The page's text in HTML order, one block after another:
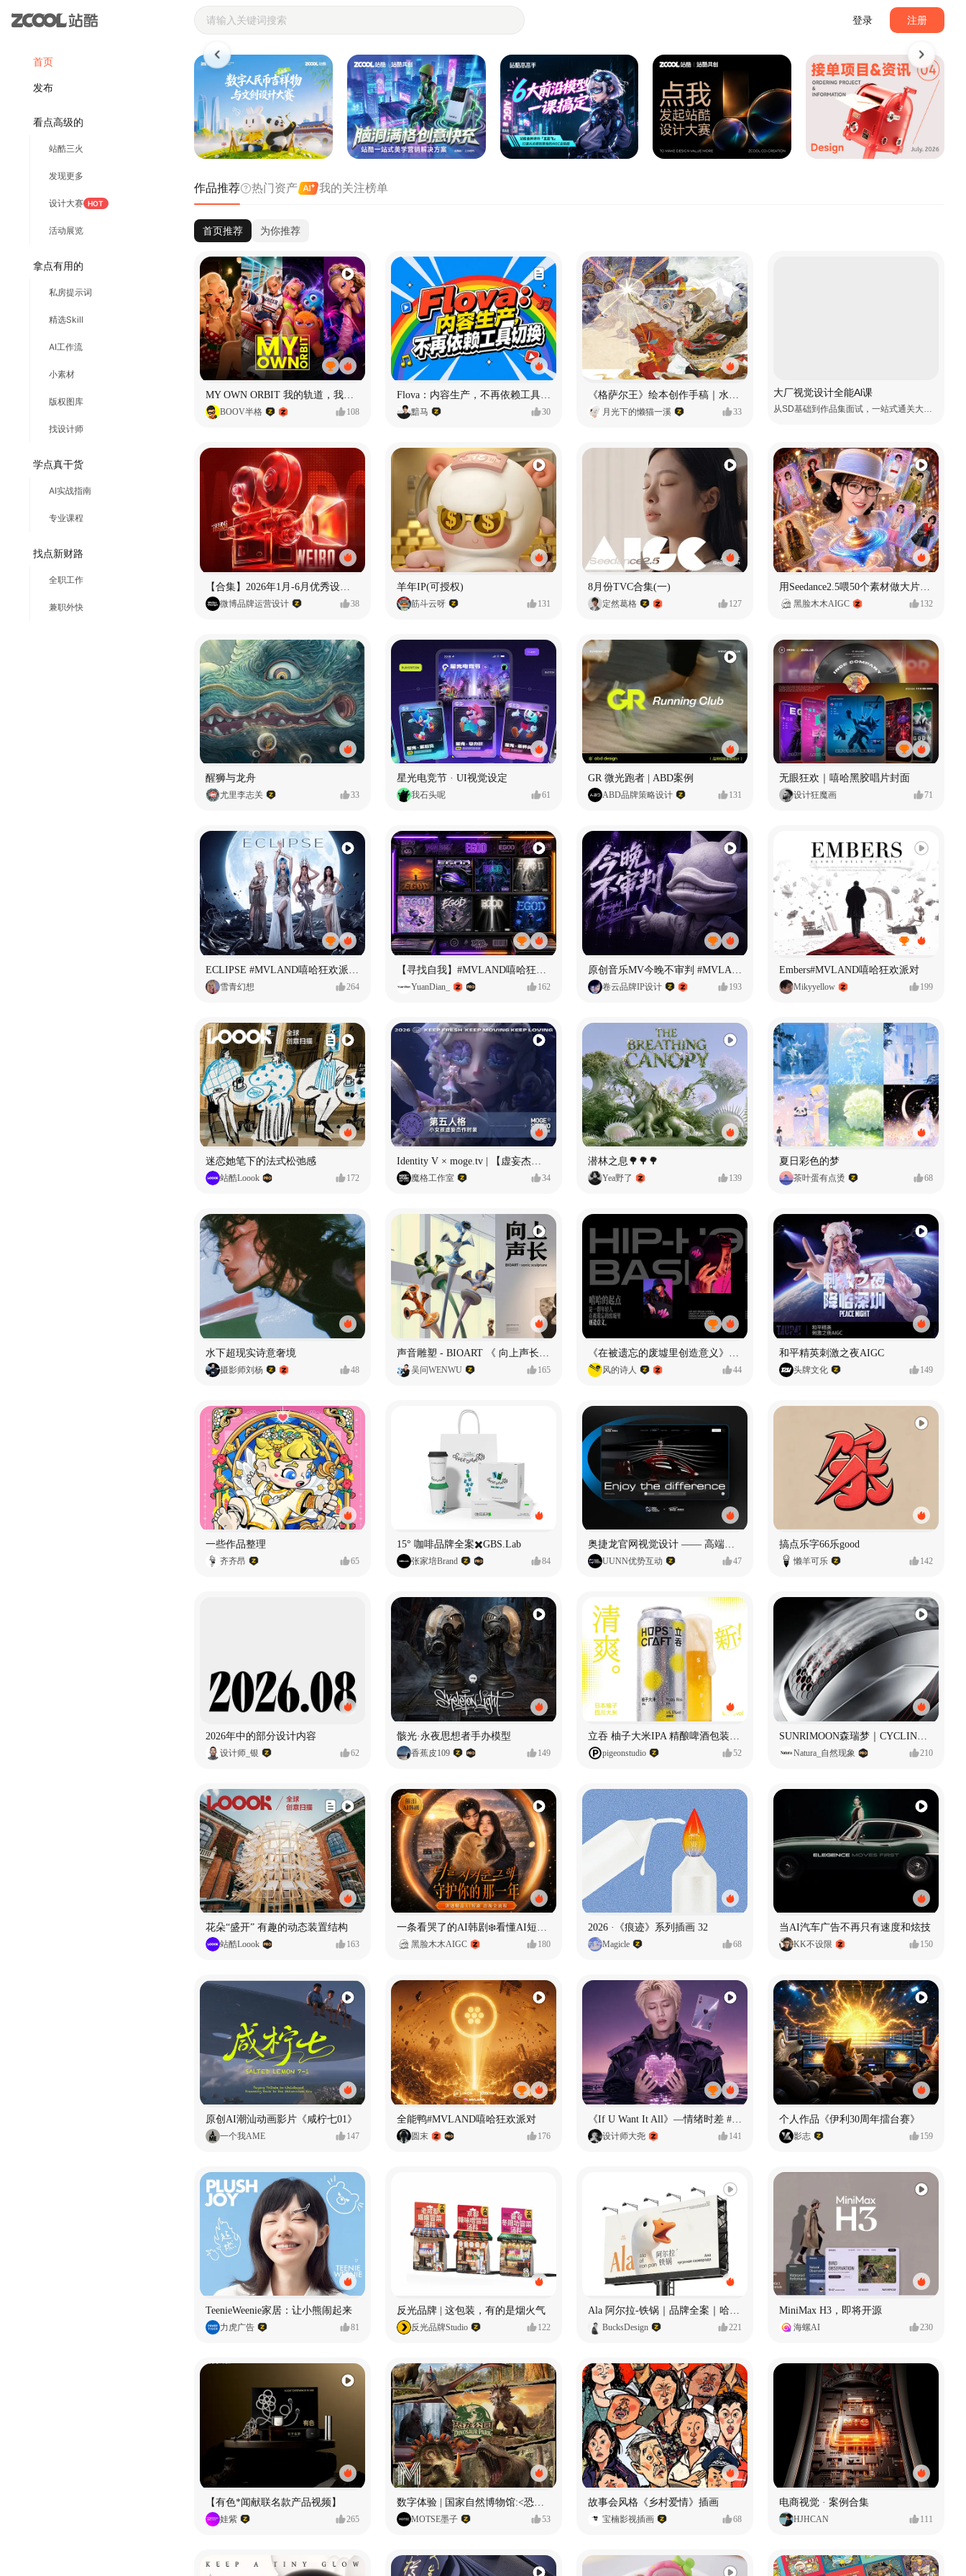
首页
发布
看点高级的
站酷三火
发现更多
设计大赛 HOT
活动展览
拿点有用的
私房提示词
精选Skill
AI工作流
小素材
版权图库
找设计师
学点真干货
AI实战指南
专业课程
找点新财路
全职工作
兼职外快
登录 注册
站酷ZCOOL - 设计师们都在站酷
作品推荐 热门资产 我的关注榜单
首页推荐 为你推荐
MY OWN ORBIT 我的轨道，我的定义#MVLAND嘻哈狂欢派对
BOOV半格 108
Flova：内容生产，不再依赖工具切换
黯马 30
《格萨尔王》绘本创作手稿｜水彩墨韵下的史诗回响
月光下的懒猫一溪 33
大厂视觉设计全能Al课
从SD基础到作品集面试，一站式通关大厂视觉岗
微博品牌运营设计 38
羊年IP(可授权)
筋斗云呀 131
8月份TVC合集(一)
定然葛格 127 黑脸木木AIGC 132
醒狮与龙舟
尤里李志关 33
星光电竞节 · UI视觉设定
我石头呢 61
GR 微光跑者 | ABD案例
ABD品牌策略设计 131
无眼狂欢｜嘻哈黑胶唱片封面
设计狂魔画 71
雪青幻想 264 YuanDian_ 162 卷云品牌IP设计 193
Embers#MVLAND嘻哈狂欢派对
Mikyyellow 199
迷恋她笔下的法式松弛感
站酷Loook 172
Identity V × moge.tv | 【虚妄杰作时装】“小女孩”
魔格工作室 34
潜林之息🌳🌳🌳
Yea野了 139
夏日彩色的梦
茶叶蛋有点烫 68
水下超现实诗意奢境
摄影师刘杨 48 吴问WENWU 165 风的诗人 44
和平精英刺激之夜AIGC
头牌文化 149
一些作品整理
齐齐昂 65
15° 咖啡品牌全案✖️GBS.Lab
张家培Brand 84
奥捷龙官网视觉设计 —— 高端网站建设
UUNN优势互动 47
搞点乐字66乐good
懒羊可乐 142
2026年中的部分设计内容
设计师_银 62
骸光·永夜思想者手办模型
香蕉皮109 149 pigeonstudio 52 Natura_自然现象 210
花朵“盛开” 有趣的动态装置结构
站酷Loook 163
一条看哭了的AI韩剧❄️看懂AI短剧出海全流程
黑脸木木AIGC 180
2026 ·《痕迹》系列插画 32
Magicle 68
当AI汽车广告不再只有速度和炫技
KK不设限 150
原创AI潮汕动画影片《咸柠七01》
一个我AME 147
全能鸭#MVLAND嘻哈狂欢派对
圆末 176 设计师大尧 141
个人作品《伊利30周年擂台赛》
影志 159
TeenieWeenie家居：让小熊闹起来
力虎广告 81
反光品牌 | 这包装，有的是烟火气
反光品牌Studio 122
Ala 阿尔拉-铁锅｜品牌全案｜哈尔滨
BucksDesign 221
MiniMax H3，即将开源
海螺AI 230
【有色*闻献联名款产品视频】
娃紫 265 MOTSE墨子 53
故事会风格《乡村爱情》插画
宝楠影视插画 68
电商视觉 · 案例合集
HJHCAN 111